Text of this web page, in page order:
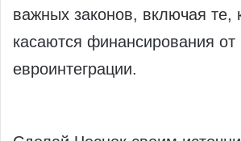
важных законов, включая те,
касаются финансирования
евроинтеграции.